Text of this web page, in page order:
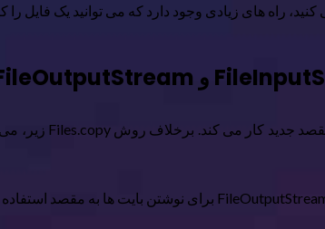
راه های زیادی وجود دارد که می توانید یک فایل را